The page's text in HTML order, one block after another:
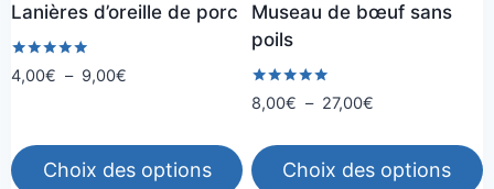
Lanières d’oreille de porc
Note
5.00
4,00€ – 9,00€
4,00€
à
Choix des options
Museau de bœuf sans
poils
Note
5.00
8,00€ – 27,00€
8,00€
Choix des options